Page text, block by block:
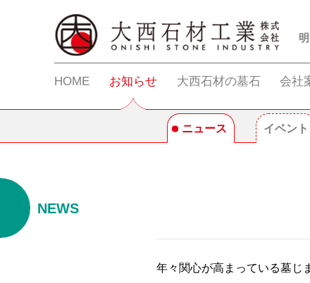
HOME お知らせ 大西石材の墓石 会社
ニュース イベント
NEWS
年々関心が高まっている墓じ